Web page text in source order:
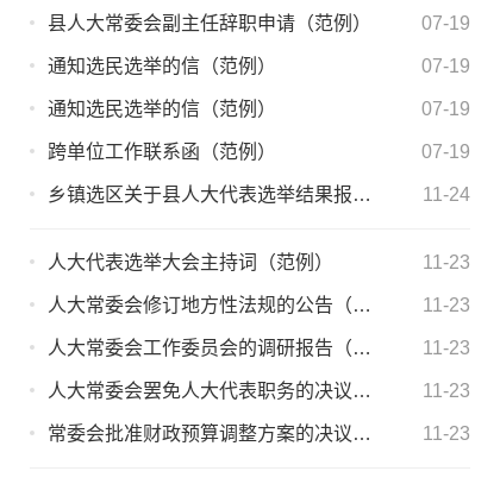
县人大常委会副主任辞职申请（范例） 07-19
通知选民选举的信（范例） 07-19
通知选民选举的信（范例） 07-19
跨单位工作联系函（范例） 07-19
乡镇选区关于县人大代表选举结果报告（范例） 11-24
人大代表选举大会主持词（范例） 11-23
人大常委会修订地方性法规的公告（范例） 11-23
人大常委会工作委员会的调研报告（范例） 11-23
人大常委会罢免人大代表职务的决议（范例） 11-23
常委会批准财政预算调整方案的决议（范例） 11-23